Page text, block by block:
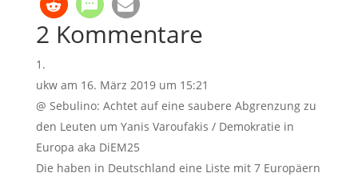
2 Kommentare
ukw am 16. März 2019 um 15:21
@ Sebulino: Achtet auf eine saubere Abgrenzung zu
den Leuten um Yanis Varoufakis / Demokratie in
Europa aka DiEM25
Die haben in Deutschland eine Liste mit 7 Europäern